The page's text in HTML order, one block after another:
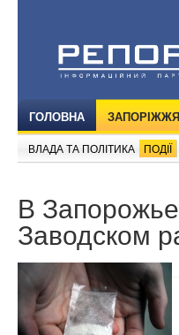
ГОЛОВНА ЗАПОРІЖЖЯ
ВЛАДА ТА ПОЛІТИКА ПОДІЇ
В
Заводском